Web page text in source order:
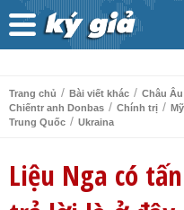
Trang chủ / Bài viết khác / Châu Âu
Chiếntr anh Donbas / Chính trị / Mỹ
Trung Quốc / Ukraina
Liệu Nga có